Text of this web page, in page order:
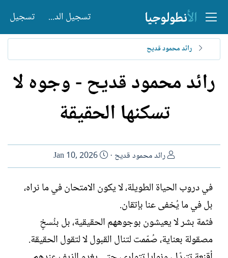
تسجيل الدخول تسجيل
رائد محمود قديح
رائد محمود قديح - وجوه لا
تسكنها الحقيقة
ا
ل
ا
ت
رائد محمود قديح
ت
ا
ي
ل
إ
ن
Jan 10, 2026
في دروب الحياة الطويلة، لا يكون الامتحان في ما نراه،
بل في ما يُخفى عنا بإتقان.
فثمة بشر لا يعيشون بوجوههم الحقيقية، بل بنُسخٍ
مصقولة بعناية، صُمّمت لتنال القبول لا لتقول الحقيقة.